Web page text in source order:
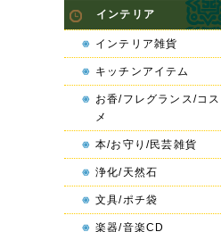
インテリア
インテリア雑貨
キッチンアイテム
お香/フレグランス/コス
メ
本/お守り/民芸雑貨
浄化/天然石
文具/ポチ袋
楽器/音楽CD